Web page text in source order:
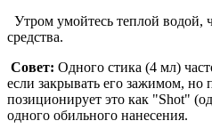
Утром умойтесь теплой водой,
средства.
Совет: Одного стика (4 мл)
если закрывать его зажимом, но
позиционирует это как "Shot"
одного обильного нанесения.